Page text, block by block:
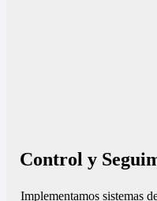
Control y
Implementamos sistemas